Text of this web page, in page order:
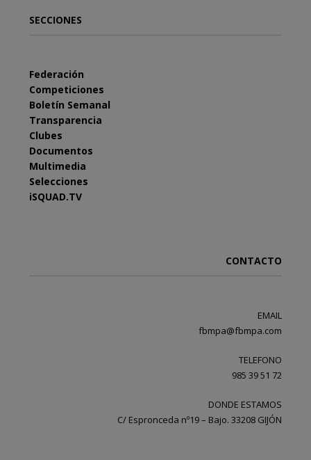
SECCIONES
Federación
Competiciones
Boletín Semanal
Transparencia
Clubes
Documentos
Multimedia
Selecciones
iSQUAD.TV
CONTACTO
EMAIL
fbmpa@fbmpa.com
TELEFONO
985 39 51 72
DONDE ESTAMOS
C/ Espronceda nº19 – Bajo. 33208 GIJÓN